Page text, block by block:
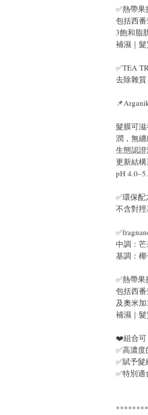
✅熱帶果
包括西
3飽和脂
補濕｜
✅TEA
去除雜
髮膜可
潤，無纏
生態認
更新結
pH
✅環保配
不含對
中調：
基調：
✅熱帶果
包括西
及奧米
補濕｜
❤️組合可
✅高濃
✅賦予
✅特別